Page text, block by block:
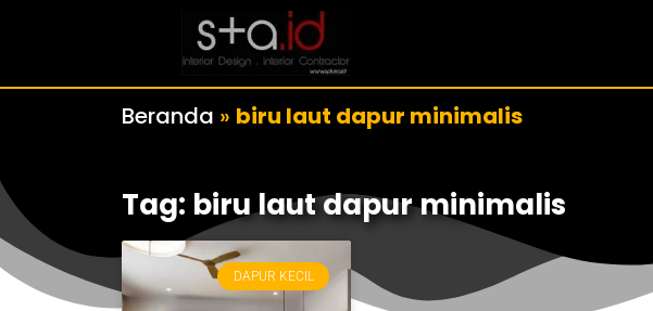
Beranda » biru laut dapur minimalis
Tag: biru laut dapur minimalis
DAPUR KECIL